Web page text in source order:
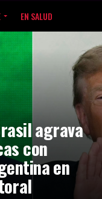
EN SALUD
agrava
con
en